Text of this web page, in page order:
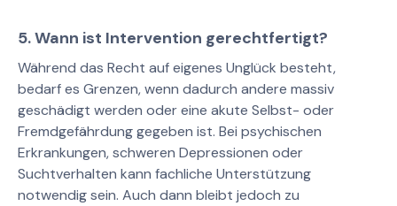
5. Wann ist Intervention gerechtfertigt?
Während das Recht auf eigenes Unglück besteht,
bedarf es Grenzen, wenn dadurch andere massiv
geschädigt werden oder eine akute Selbst- oder
Fremdgefährdung gegeben ist. Bei psychischen
Erkrankungen, schweren Depressionen oder
Suchtverhalten kann fachliche Unterstützung
notwendig sein. Auch dann bleibt jedoch zu